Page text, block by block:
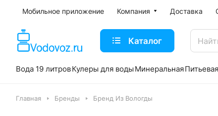
Мобильное приложение Компания Доставка
Каталог
Вода 19 литровКулеры для воды МинеральнаяПитьевая
Главная Бренды Бренд Из Вологды